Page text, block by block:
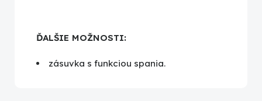
ĎALŠIE MOŽNOSTI:
zásuvka s funkciou spania.